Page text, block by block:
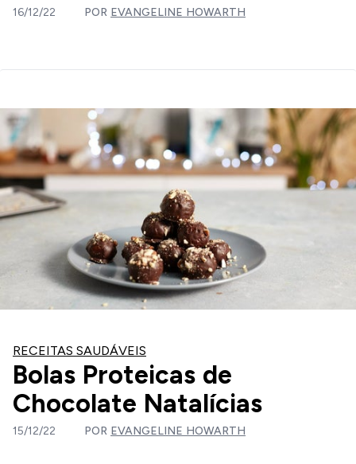
16/12/22 POR EVANGELINE HOWARTH
RECEITAS SAUDÁVEIS
Bolas Proteicas de
Chocolate Natalícias
15/12/22 POR EVANGELINE HOWARTH